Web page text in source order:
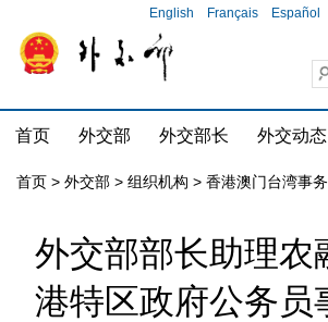
English Français Español
首页 外交部 外交部长 外交动态
首页 > 外交部 > 组织机构 > 香港澳门台湾事务
外交部部长助理农
港特区政府公务员